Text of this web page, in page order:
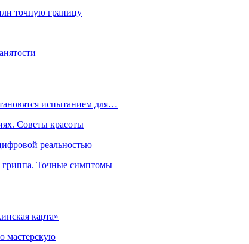
точную границу
испытанием для…
Советы красоты
реальностью
гриппа. Точные симптомы
карта»
мастерскую